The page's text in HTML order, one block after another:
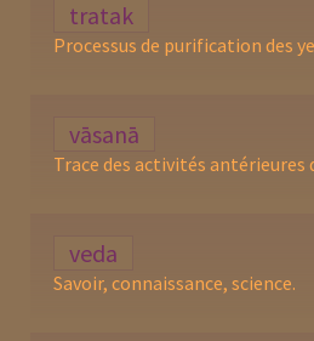
tratak
Processus de purification des
vāsanā
Trace des activités antérieures
veda
Savoir, connaissance, science.